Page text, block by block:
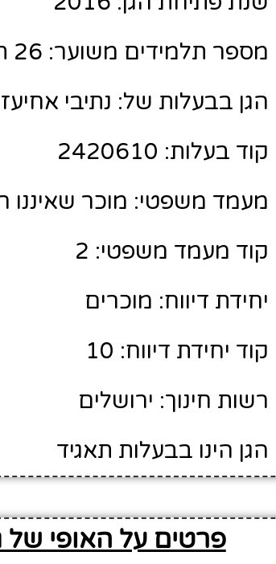
מספר תלמידים משוער: 26 תלמידים
הגן בבעלות של: נתיבי
קוד בעלות: 2420610
מעמד משפטי: מוכר שאיננו
קוד מעמד משפטי: 2
יחידת דיווח: מוכרים
קוד יחידת דיווח: 10
רשות חינוך: ירושלים
הגן הינו בבעלות תאגיד
פרטים על האופי של